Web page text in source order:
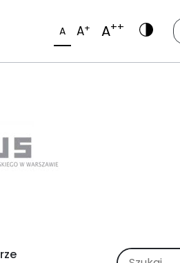
A A+ A++